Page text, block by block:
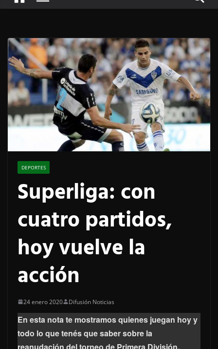
DEPORTES
Superliga: con
cuatro partidos,
hoy vuelve la
acción
24 enero 2020 Difusión Noticias
En esta nota te mostramos quienes juegan hoy y
todo lo que tenés que saber sobre la
reanudación del torneo de Primera División.